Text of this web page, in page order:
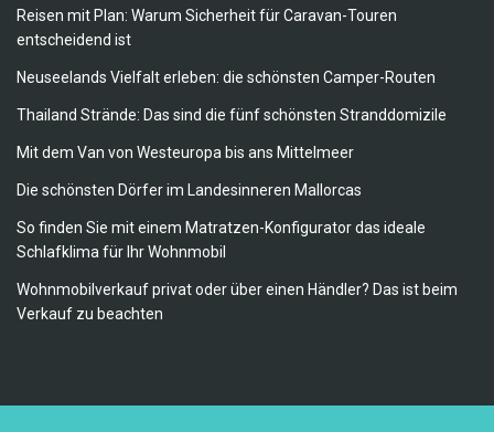
Reisen mit Plan: Warum Sicherheit für Caravan-Touren
entscheidend ist
Neuseelands Vielfalt erleben: die schönsten Camper-Routen
Thailand Strände: Das sind die fünf schönsten Stranddomizile
Mit dem Van von Westeuropa bis ans Mittelmeer
Die schönsten Dörfer im Landesinneren Mallorcas
So finden Sie mit einem Matratzen-Konfigurator das ideale
Schlafklima für Ihr Wohnmobil
Wohnmobilverkauf privat oder über einen Händler? Das ist beim
Verkauf zu beachten